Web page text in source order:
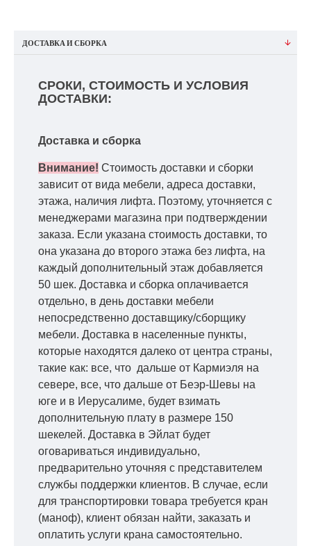
ДОСТАВКА И СБОРКА
СРОКИ, СТОИМОСТЬ И УСЛОВИЯ
ДОСТАВКИ:
Доставка и сборка
Внимание! Стоимость доставки и сборки
зависит от вида мебели, адреса доставки,
этажа, наличия лифта. Поэтому, уточняется с
менеджерами магазина при подтверждении
заказа. Если указана стоимость доставки, то
она указана до второго этажа без лифта, на
каждый дополнительный этаж добавляется
50 шек. Доставка и сборка оплачивается
отдельно, в день доставки мебели
непосредственно доставщику/сборщику
мебели. Доставка в населенные пункты,
которые находятся далеко от центра страны,
такие как: все, что дальше от Кармиэля на
севере, все, что дальше от Беэр-Шевы на
юге и в Иерусалиме, будет взимать
дополнительную плату в размере 150
шекелей. Доставка в Эйлат будет
оговариваться индивидуально,
предварительно уточняя с представителем
службы поддержки клиентов. В случае, если
для транспортировки товара требуется кран
(маноф), клиент обязан найти, заказать и
оплатить услуги крана самостоятельно.